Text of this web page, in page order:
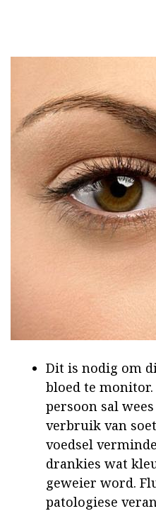
Dit is nodig om
bloed te
persoon sal
verbruik van
voedsel
drankies wat
geweier word.
patologiese